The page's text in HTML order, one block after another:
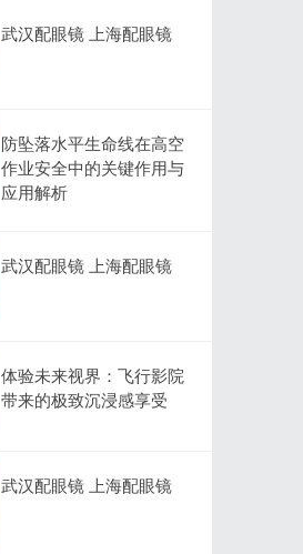
武汉配眼镜 上海配眼镜
防坠落水平生命线在高空
作业安全中的关键作用与
应用解析
武汉配眼镜 上海配眼镜
体验未来视界：飞行影院
带来的极致沉浸感享受
武汉配眼镜 上海配眼镜